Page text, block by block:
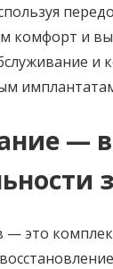
комфорт и
и
—
это